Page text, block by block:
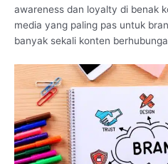
awareness dan loyalty di benak
media yang paling pas untuk
banyak sekali konten